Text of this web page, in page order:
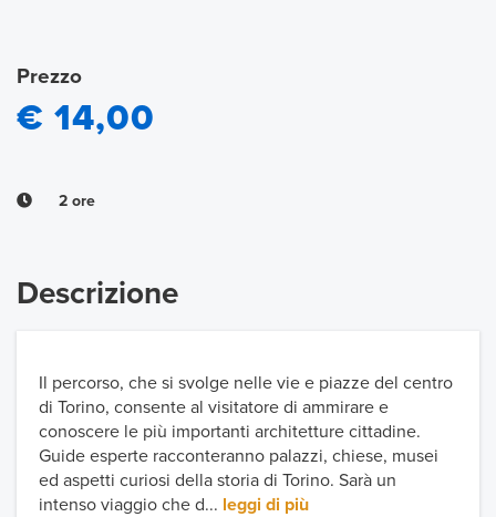
Prezzo
€ 14,00
2 ore
Descrizione
Il percorso, che si svolge nelle vie e piazze del centro
di Torino, consente al visitatore di ammirare e
conoscere le più importanti architetture cittadine.
Guide esperte racconteranno palazzi, chiese, musei
ed aspetti curiosi della storia di Torino. Sarà un
intenso viaggio che d... leggi di più